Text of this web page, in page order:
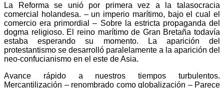
La Reforma se unió por primera vez a la talasocracia
comercial holandesa. – un imperio marítimo, bajo el cual el
comercio era primordial – Sobre la estricta propaganda del
dogma religioso. El reino marítimo de Gran Bretaña todavía
estaba esperando su momento. La aparición del
protestantismo se desarrolló paralelamente a la aparición del
neo-confucianismo en el este de Asia.
Avance rápido a nuestros tiempos turbulentos.
Mercantilización – renombrado como globalización – Parece